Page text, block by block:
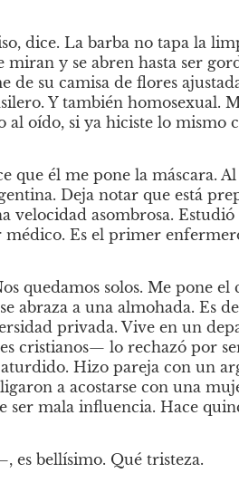
dice. La barba no tapa la
miran y se abren hasta ser
su camisa de flores
Y también homosexual.
oído, si ya hiciste lo mismo
que él me pone la máscara.
Deja notar que está
velocidad asombrosa.
médico. Es el primer
quedamos solos. Me pone el
abraza a una almohada. Es
privada. Vive en un
cristianos— lo rechazó por
Hizo pareja con un
a acostarse con una
mala influencia. Hace
es bellísimo. Qué tristeza.